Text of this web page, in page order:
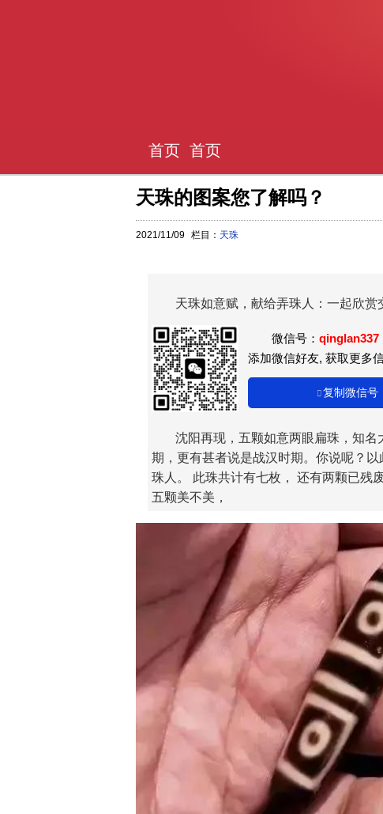
首页 首页
天珠的图案您了解吗？
2021/11/09 栏目： 天珠
天珠如意赋，献给弄珠人：一起欣
微信号： qinglan337
添加微信好友, 获取更多
复制微信号
沈阳再现，五颗如意两眼扁珠，知
期，更有甚者说是战汉时期。你说呢？
珠人。 此珠共计有七枚， 还有两颗已残
五颗美不美，